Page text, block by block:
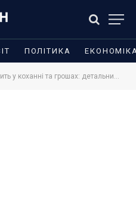
ПОЛІТИКА
та грошах: детальний гороскоп на тиждень